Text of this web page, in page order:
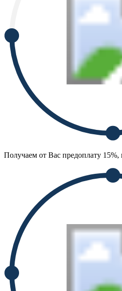
Получаем от Вас предоплату 15%,